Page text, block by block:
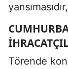
Törende